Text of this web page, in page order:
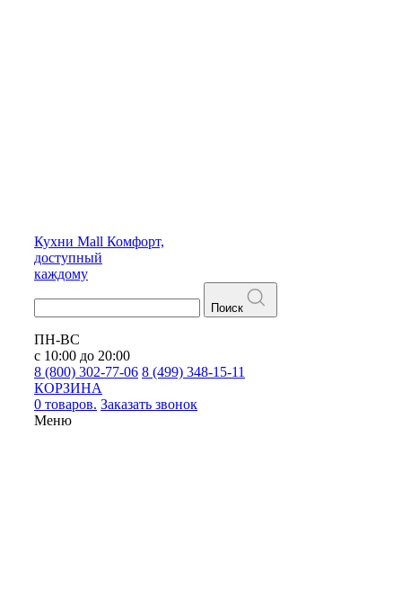
Кухни Mall Комфорт,
доступный
каждому
Поиск
ПН-ВС
с 10:00 до 20:00
8 (800) 302-77-06 8 (499) 348-15-11
КОРЗИНА
0 товаров. Заказать звонок
Меню